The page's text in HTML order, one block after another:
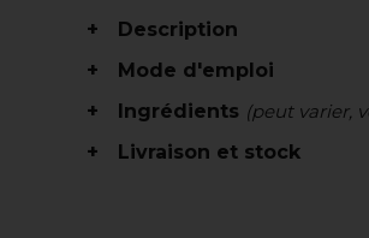
Description
Mode d'emploi
Ingrédients (peut varier,
Livraison et stock